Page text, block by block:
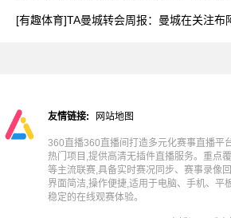
[有趣体育]TA曼城转会周报：曼城在关注布
友情链接: 网站地图
360直播360直播间打造多元化赛事直播平
热门项目,提供高清无插件直播服务。重点
等主流联赛,具备实时赛况同步、赛事录像
界面简洁,操作便捷,适用于电脑、手机、平
稳定的在线观赛体验。